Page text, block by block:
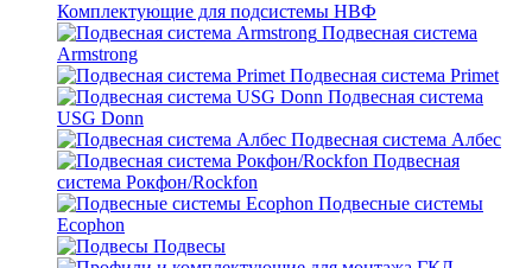
Комплектующие для подсистемы НВФ
Подвесная система
Armstrong
Подвесная система Primet
Подвесная система
USG Donn
Подвесная система Албес
Подвесная
система Рокфон/Rockfon
Подвесные системы
Ecophon
Подвесы